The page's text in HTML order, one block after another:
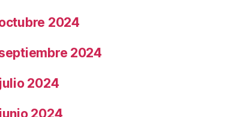
2024
2024
julio 2024
junio 2024